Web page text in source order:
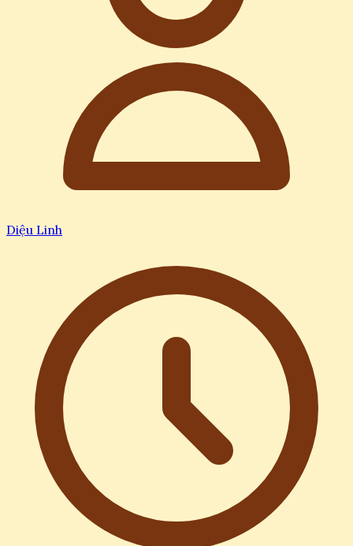
Diệu Linh